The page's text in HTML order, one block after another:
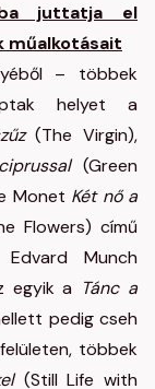
juttatja el
műalkotásait
– többek
helyet a
(The Virgin),
(Green
Monet Két nő a
Flowers) című
Edvard Munch
egyik a Tánc a
pedig cseh
többek
(Still Life with